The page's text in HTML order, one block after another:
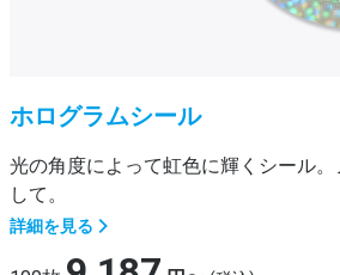
ホログラムシール
光の角度によって虹色に輝くシール
して。
詳細を見る